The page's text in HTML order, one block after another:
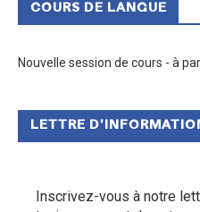
COURS DE LANGUE
Nouvelle session de cours - à
LETTRE
Inscrivez-vous à notre